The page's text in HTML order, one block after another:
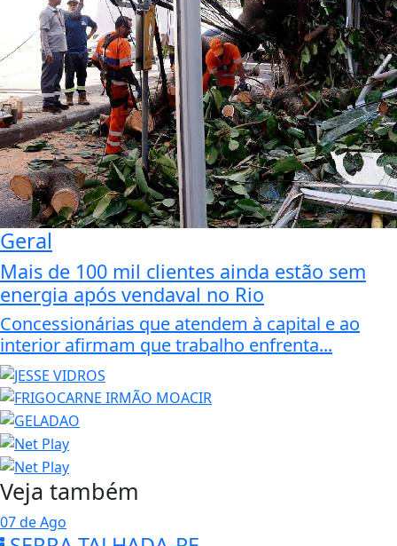
Geral
Mais de 100 mil clientes ainda estão sem
energia após vendaval no Rio
Concessionárias que atendem à capital e ao
interior afirmam que trabalho enfrenta...
Veja também
07 de Ago